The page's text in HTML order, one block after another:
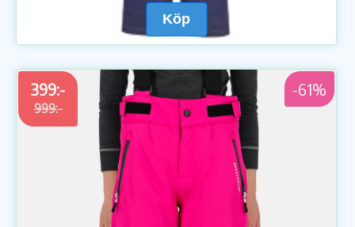
Köp
399:-
999:-
-61%